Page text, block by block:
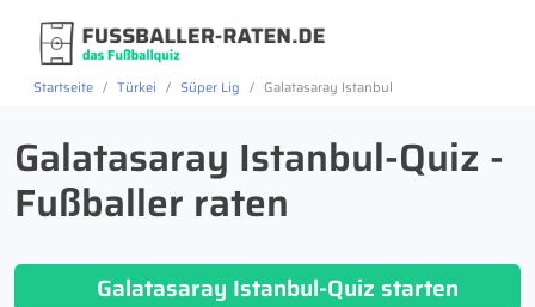
Startseite Türkei Süper Lig Galatasaray Istanbul
Galatasaray Istanbul-Quiz -
Fußballer raten
Galatasaray Istanbul-Quiz starten